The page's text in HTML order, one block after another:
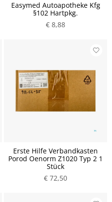
Easymed Autoapotheke Kfg
§102 Hartpkg.
€ 8,88
Erste Hilfe Verbandkasten
Porod Oenorm Z1020 Typ 2 1
Stück
€ 72,50